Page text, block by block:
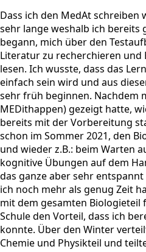
Dass ich den MedAt schreiben
sehr lange weshalb ich bereits
begann, mich über den
Literatur zu recherchieren
lesen. Ich wusste, dass das
einfach sein wird und aus
sehr früh beginnen. Nachdem
MEDithappen) gezeigt hatte,
bereits mit der Vorbereitung
schon im Sommer 2021, den
und wieder z.B.: beim Warten
kognitive Übungen auf dem
das ganze aber sehr
ich noch mehr als genug Zeit
mit dem gesamten
Schule den Vorteil, dass ich
konnte. Über den Winter
Chemie und Physikteil und